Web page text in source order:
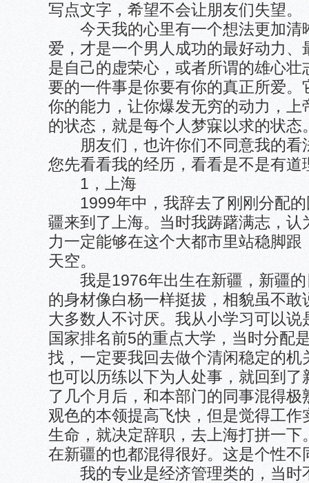
写点文字，希望不会让朋友们失望。
今天我的心里有一个想法更加清
爱，才是一个男人成功的最好动力
是自己的虚荣心，或者所谓的雄心
要的一件事是你要有你的真正所爱。
你的能力，让你爆发无穷的动力，上
的状态，就是每个人梦寐以求的状
朋友们，也许你们不同意我的看
您先看看我的经历，看看是不是有
1，上海
1999年中，我辞去了刚刚分配的
疆来到了上海。当时我踌躇满志，认
力一定能够在这个大都市里站稳脚
天空。
我是1976年出生在新疆，新疆的
的身材像白杨一样挺拔，相貌虽不
大多数人不讨厌。我从小学习可以
国家排名前5的重点大学，当时分配
找，一定要我回去做个清闲稳定的机
也可以历练以下为人处事，就回到了
了几个月后，和本部门的同事混得
观色的本领提高飞快，但是觉得工
生命，就决定辞职，去上海打拼一下
在新疆的也都混得很好。这是个性
我的专业是经济管理类的，当时